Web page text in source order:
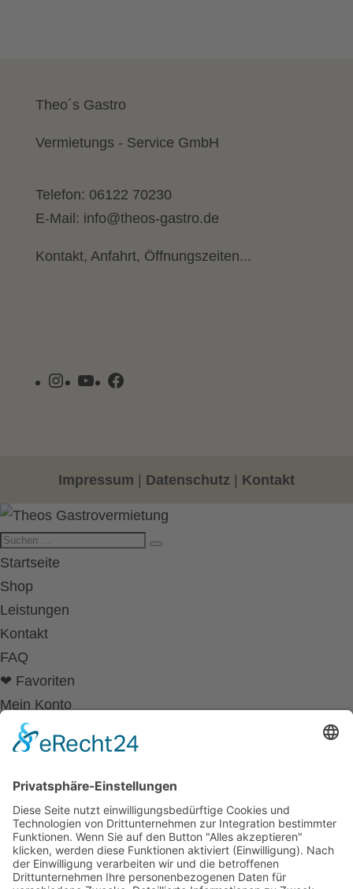
Theo´s Gastro
Vermietungs - Service GmbH
Telefon: 06122 70230
E-Mail: info@theos-gastro.de
Kontakt, Anfahrt, Öffnungszeiten...
Instagram
YouTubeFacebook
Impressum Datenschutz Kontakt
Startseite
Shop
Leistungen
Kontakt
FAQ
❤ Favoriten
Mein Konto
Betriebsferien
Wir befinden uns vom
19.12.2025 bis einschließlich 07.01.2026